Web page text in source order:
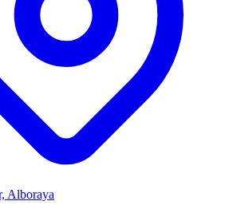
Alboraya